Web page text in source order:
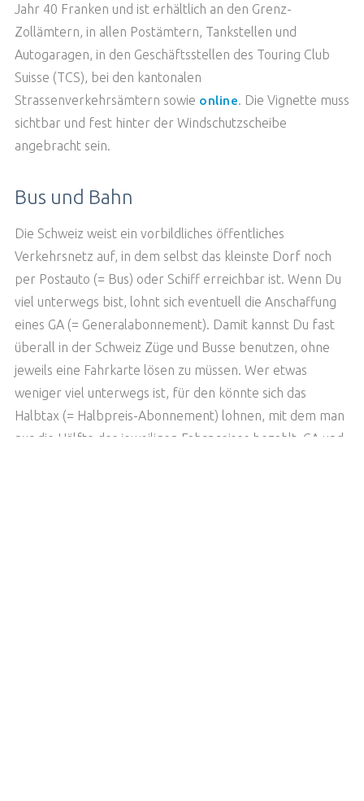
Jahr 40 Franken und ist erhältlich an den Grenz-
Zollämtern, in allen Postämtern, Tankstellen und
Autogaragen, in den Geschäftsstellen des Touring Club
Suisse (TCS), bei den kantonalen
Strassenverkehrsämtern sowie online. Die Vignette muss
sichtbar und fest hinter der Windschutzscheibe
angebracht sein.
Bus und Bahn
Die Schweiz weist ein vorbildliches öffentliches
Verkehrsnetz auf, in dem selbst das kleinste Dorf noch
per Postauto (= Bus) oder Schiff erreichbar ist. Wenn Du
viel unterwegs bist, lohnt sich eventuell die Anschaffung
eines GA (= Generalabonnement). Damit kannst Du fast
überall in der Schweiz Züge und Busse benutzen, ohne
jeweils eine Fahrkarte lösen zu müssen. Wer etwas
weniger viel unterwegs ist, für den könnte sich das
Halbtax (= Halbpreis-Abonnement) lohnen, mit dem man
nur die Hälfte des jeweiligen Fahrpreises bezahlt. GA und